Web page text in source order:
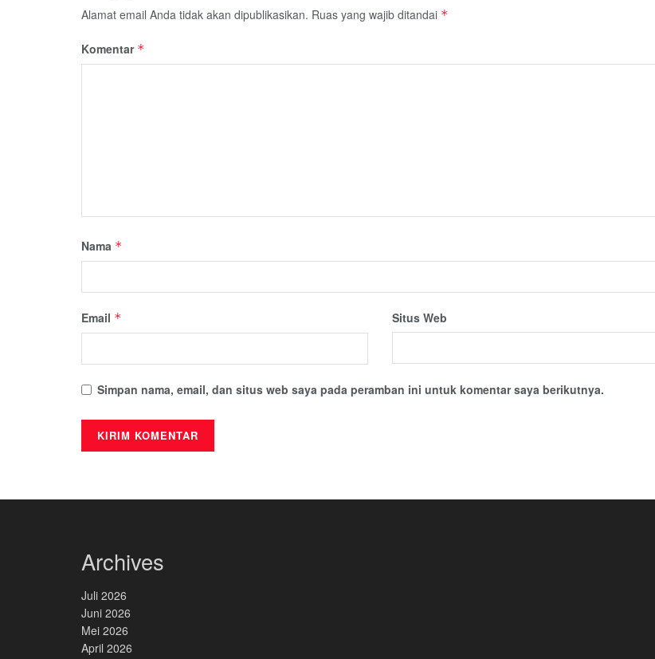
Alamat email Anda tidak akan dipublikasikan. Ruas yang wajib ditandai *
Komentar *
Nama *
Email * Situs Web
Simpan nama, email, dan situs web saya pada peramban ini untuk komentar saya berikutnya.
Archives
Juli 2026
Juni 2026
Mei 2026
April 2026